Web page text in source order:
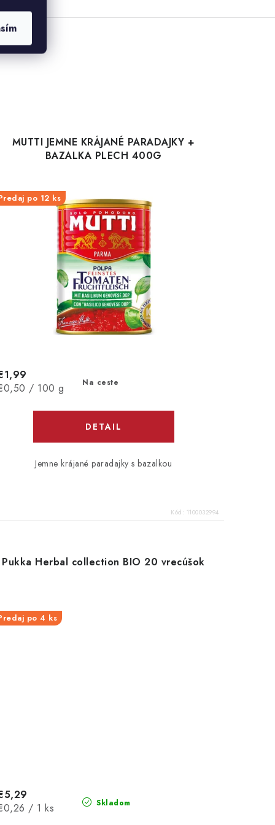
MUTTI JEMNE KRÁJANÉ PARADAJKY +
BAZALKA PLECH 400G
po 12 ks
Na ceste
/ 100 g
DETAIL
Jemne krájané paradajky s bazalkou
Kód: 1100032994
Pukka Herbal collection BIO 20 vrecúšok
po 4 ks
Skladom
/ 1 ks